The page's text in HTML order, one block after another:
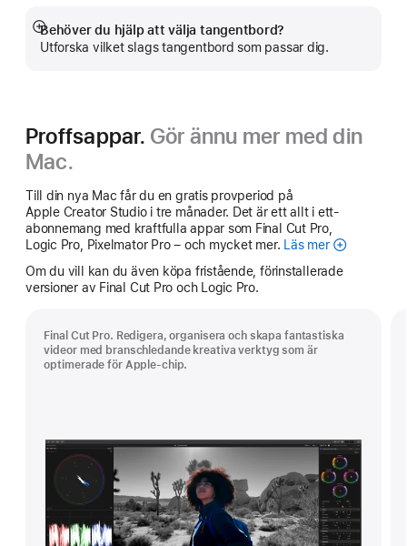
Behöver du hjälp att välja tangentbord?
Utforska vilket slags tangentbord som passar dig.
Visa
mer
Proffsappar. Gör ännu mer med din
Mac.
Till din nya Mac får du en gratis provperiod på
Apple Creator Studio i tre månader. Det är ett allt i ett-
abonnemang med kraftfulla appar som Final Cut Pro,
Logic Pro, Pixelmator Pro – och mycket mer.
Läs merApple
Studio
Om du vill kan du även köpa fristående, förinstallerade
versioner av Final Cut Pro och Logic Pro.
Final Cut Pro. Redigera, organisera och skapa fantastiska
videor med branschledande kreativa verktyg som är
optimerade för Apple-chip.